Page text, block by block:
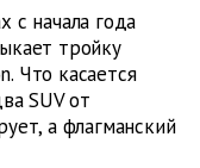
с начала года
тройку
Что касается
SUV от
а флагманский